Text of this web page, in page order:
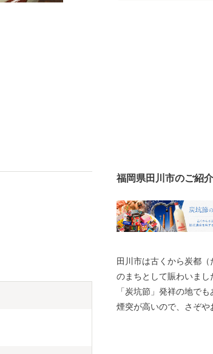
福岡県田川市のご紹介
田川市は古くから炭都
のまちとして賑わいま
「炭坑節」発祥の地で
煙突が高いので、さぞや
のユネスコ世界の記憶